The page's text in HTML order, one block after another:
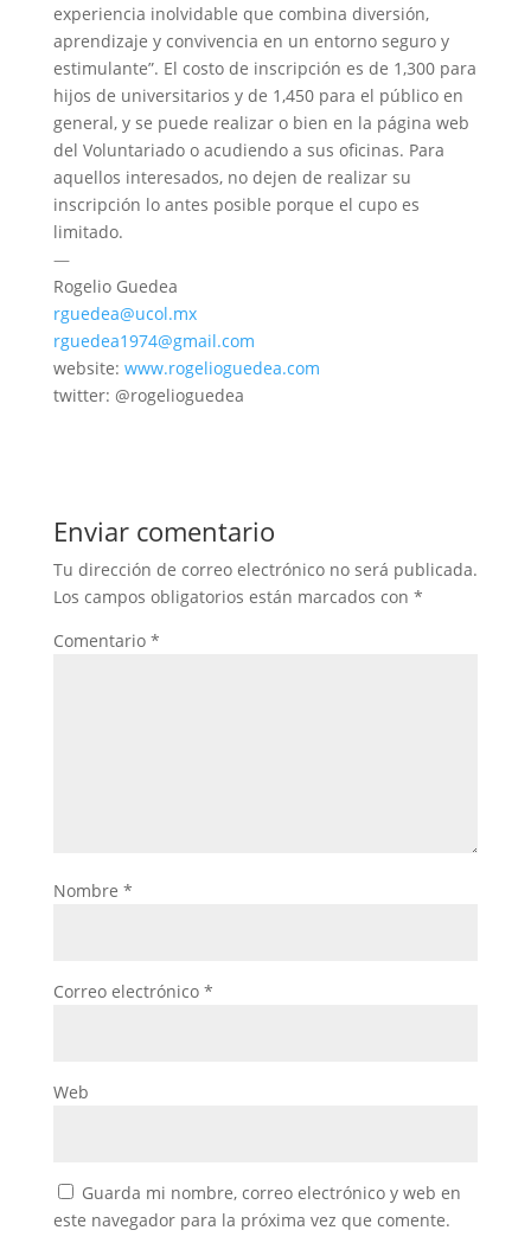
experiencia inolvidable que combina diversión,
aprendizaje y convivencia en un entorno seguro y
estimulante”. El costo de inscripción es de 1,300 para
hijos de universitarios y de 1,450 para el público en
general, y se puede realizar o bien en la página web
del Voluntariado o acudiendo a sus oficinas. Para
aquellos interesados, no dejen de realizar su
inscripción lo antes posible porque el cupo es
limitado.
—
Rogelio Guedea
rguedea@ucol.mx
rguedea1974@gmail.com
website: www.rogelioguedea.com
twitter: @rogelioguedea
Enviar comentario
Tu dirección de correo electrónico no será publicada.
Los campos obligatorios están marcados con *
Comentario *
Nombre *
Correo electrónico *
Web
Guarda mi nombre, correo electrónico y web en
este navegador para la próxima vez que comente.